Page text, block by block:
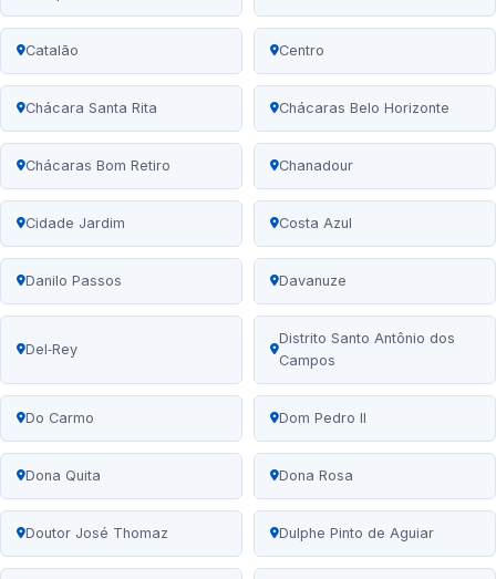
Catalão Centro
Chácara Santa Rita Chácaras Belo Horizonte
Chácaras Bom Retiro Chanadour
Cidade Jardim Costa Azul
Danilo Passos Davanuze
Del‑Rey
Distrito Santo Antônio dos
Campos
Do Carmo Dom Pedro II
Dona Quita Dona Rosa
Doutor José Thomaz Dulphe Pinto de Aguiar